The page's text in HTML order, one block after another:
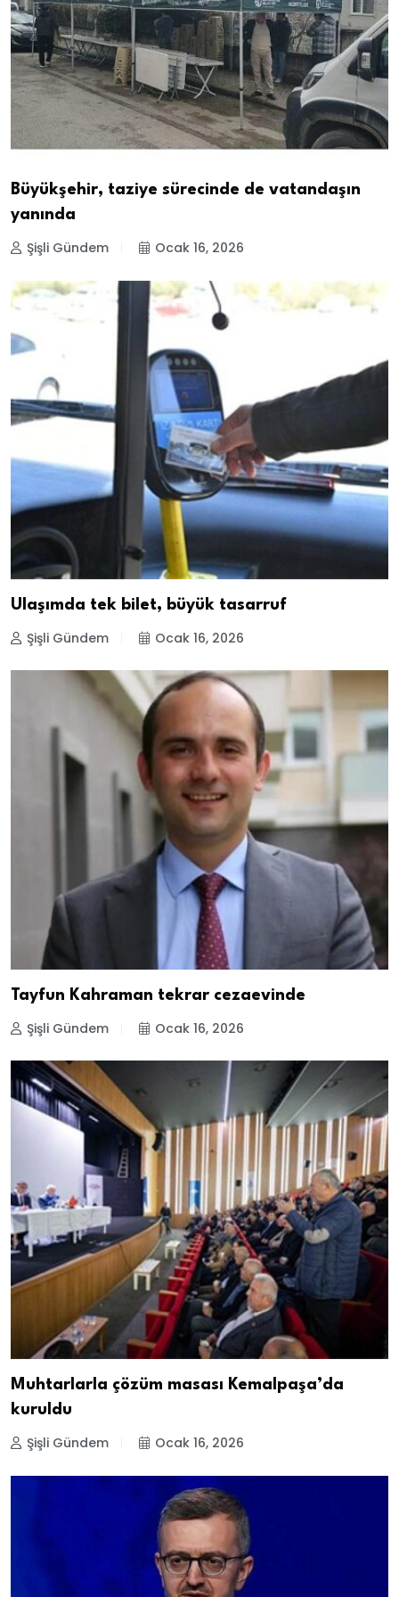
Büyükşehir, taziye sürecinde de vatandaşın
yanında
Şişli Gündem Ocak 16, 2026
Ulaşımda tek bilet, büyük tasarruf
Şişli Gündem Ocak 16, 2026
Tayfun Kahraman tekrar cezaevinde
Şişli Gündem Ocak 16, 2026
Muhtarlarla çözüm masası Kemalpaşa’da
kuruldu
Şişli Gündem Ocak 16, 2026